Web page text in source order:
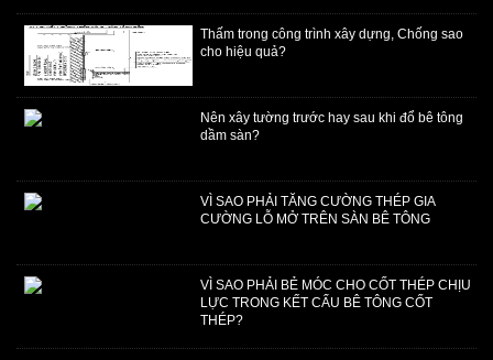
Thấm trong công trình xây dựng, Chống sao
cho hiệu quả?
Nên xây tường trước hay sau khi đổ bê tông
dầm sàn?
VÌ SAO PHẢI TĂNG CƯỜNG THÉP GIA
CƯỜNG LỖ MỞ TRÊN SÀN BÊ TÔNG
VÌ SAO PHẢI BẺ MÓC CHO CỐT THÉP CHỊU
LỰC TRONG KẾT CẤU BÊ TÔNG CỐT
THÉP?